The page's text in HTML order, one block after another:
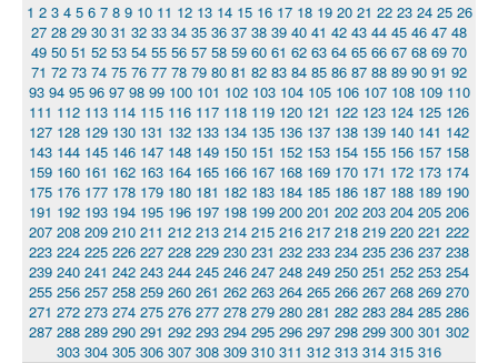
1 2 3 4 5 6 7 8 9 10 11 12 13 14 15 16 17 18 19 20 21 22 23 24 25 26
27 28 29 30 31 32 33 34 35 36 37 38 39 40 41 42 43 44 45 46 47 48
49 50 51 52 53 54 55 56 57 58 59 60 61 62 63 64 65 66 67 68 69 70
71 72 73 74 75 76 77 78 79 80 81 82 83 84 85 86 87 88 89 90 91 92
93 94 95 96 97 98 99 100 101 102 103 104 105 106 107 108 109 110
111 112 113 114 115 116 117 118 119 120 121 122 123 124 125 126
127 128 129 130 131 132 133 134 135 136 137 138 139 140 141 142
143 144 145 146 147 148 149 150 151 152 153 154 155 156 157 158
159 160 161 162 163 164 165 166 167 168 169 170 171 172 173 174
175 176 177 178 179 180 181 182 183 184 185 186 187 188 189 190
191 192 193 194 195 196 197 198 199 200 201 202 203 204 205 206
207 208 209 210 211 212 213 214 215 216 217 218 219 220 221 222
223 224 225 226 227 228 229 230 231 232 233 234 235 236 237 238
239 240 241 242 243 244 245 246 247 248 249 250 251 252 253 254
255 256 257 258 259 260 261 262 263 264 265 266 267 268 269 270
271 272 273 274 275 276 277 278 279 280 281 282 283 284 285 286
287 288 289 290 291 292 293 294 295 296 297 298 299 300 301 302
303 304 305 306 307 308 309 310 311 312 313 314 315 316